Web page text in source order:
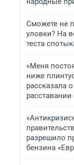
Сможете не
уловки? На
теста
«Меня
ниже
рассказала
разрешило
бензина